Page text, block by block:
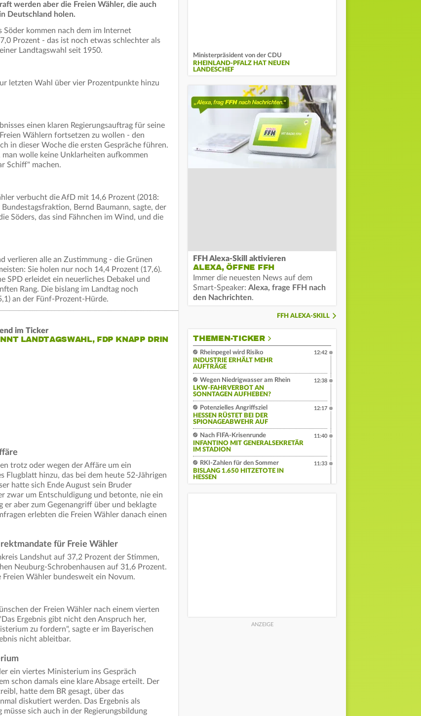
werden aber die Freien Wähler, die auch
Deutschland holen.
kommen nach dem im Internet
Prozent - das ist noch etwas schlechter als
Landtagswahl seit 1950.
letzten Wahl über vier Prozentpunkte hinzu
einen klaren Regierungsauftrag für seine
Wählern fortsetzen zu wollen - den
in dieser Woche die ersten Gespräche führen.
wolle keine Unklarheiten aufkommen
Schiff" machen.
verbucht die AfD mit 14,6 Prozent (2018:
Bernd Baumann, sagte, der
Söders, das sind Fähnchen im Wind, und die
verlieren alle an Zustimmung - die Grünen
Sie holen nur noch 14,4 Prozent (17,6).
SPD erleidet ein neuerliches Debakel und
Rang. Die bislang im Landtag noch
an der Fünf-Prozent-Hürde.
im Ticker
LANDTAGSWAHL, FDP KNAPP DRIN
trotz oder wegen der Affäre um ein
Flugblatt hinzu, das bei dem heute 52-Jährigen
hatte sich Ende August sein Bruder
zwar um Entschuldigung und betonte, nie ein
er aber zum Gegenangriff über und beklagte
erlebten die Freien Wähler danach einen
für Freie Wähler
Landshut auf 37,2 Prozent der Stimmen,
Neuburg-Schrobenhausen auf 31,6 Prozent.
Wähler bundesweit ein Novum.
der Freien Wähler nach einem vierten
Ergebnis gibt nicht den Anspruch her,
zu fordern", sagte er im Bayerischen
nicht ableitbar.
ein viertes Ministerium ins Gespräch
schon damals eine klare Absage erteilt. Der
hatte dem BR gesagt, über das
diskutiert werden. Das Ergebnis als
sich auch in der Regierungsbildung
Ministerpräsident von der CDU
RHEINLAND-PFALZ HAT NEUEN
LANDESCHEF
FFH Alexa-Skill aktivieren
ALEXA, ÖFFNE FFH
Immer die neuesten News auf dem
Smart-Speaker: Alexa, frage FFH nach
den Nachrichten.
FFH ALEXA-SKILL
THEMEN-TICKER
Rheinpegel wird Risiko
INDUSTRIE ERHÄLT MEHR
AUFTRÄGE
12:42
Wegen Niedrigwasser am Rhein
LKW-FAHRVERBOT AN
SONNTAGEN AUFHEBEN?
12:38
Potenzielles Angriffsziel
HESSEN RÜSTET BEI DER
SPIONAGEABWEHR AUF
12:17
Nach FIFA-Krisenrunde
INFANTINO MIT GENERALSEKRETÄR
IM STADION
11:40
RKI-Zahlen für den Sommer
BISLANG 1.650 HITZETOTE IN
HESSEN
11:33